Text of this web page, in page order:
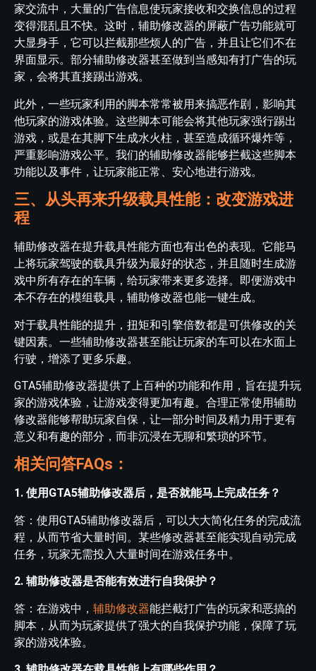
家交流中，大量的广告信息使玩家接收和交换信息的过程
变得混乱且不快。这时，辅助修改器的屏蔽广告功能就可
大显身手，它可以拦截那些烦人的广告，并且让它们不在
界面显示。部分辅助修改器甚至做到当感知有打广告的玩
家，会将其直接踢出游戏。
此外，一些玩家利用的脚本常常被用来搞恶作剧，影响其
他玩家的游戏体验。这些脚本可能会将其他玩家强行踢出
游戏，或是在其脚下生成水火柱，甚至造成循环爆炸等，
严重影响游戏公平。我们的辅助修改器能够拦截这些脚本
功能以及事件，让玩家能正常、安心地进行游戏。
三、从头再来升级载具性能：改变游戏进
程
辅助修改器在提升载具性能方面也有出色的表现。它能马
上将玩家驾驶的载具升级为最好的状态，并且随时生成游
戏中所有存在的车辆，给玩家带来更多选择。即便游戏中
本不存在的模组载具，辅助修改器也能一键生成。
对于载具性能的提升，扭矩和引擎倍数都是可供修改的关
键因素。一些辅助修改器甚至能让玩家的车可以在水面上
行驶，增添了更多乐趣。
GTA5辅助修改器提供了上百种的功能和作用，旨在提升玩
家的游戏体验，让游戏变得更加有趣。合理正常使用辅助
修改器能够帮助玩家自保，让一部分时间及精力用于更有
意义和有趣的部分，而非沉浸在无聊和繁琐的环节。
相关问答FAQs：
1. 使用GTA5辅助修改器后，是否就能马上完成任务？
答：使用GTA5辅助修改器后，可以大大简化任务的完成流
程，从而节省大量时间。某些修改器甚至能实现自动完成
任务，玩家无需投入大量时间在游戏任务中。
2. 辅助修改器是否能有效进行自我保护？
答：在游戏中， 辅助修改器能拦截打广告的玩家和恶搞的
脚本，从而为玩家提供了强大的自我保护功能，保障了玩
家的游戏体验。